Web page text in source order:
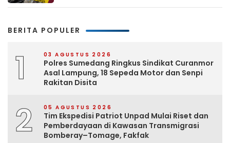
BERITA POPULER
1 03 AGUSTUS 2026
Polres Sumedang Ringkus Sindikat Curanmor
Asal Lampung, 18 Sepeda Motor dan Senpi
Rakitan Disita
2 05 AGUSTUS 2026
Tim Ekspedisi Patriot Unpad Mulai Riset dan
Pemberdayaan di Kawasan Transmigrasi
Bomberay–Tomage, Fakfak